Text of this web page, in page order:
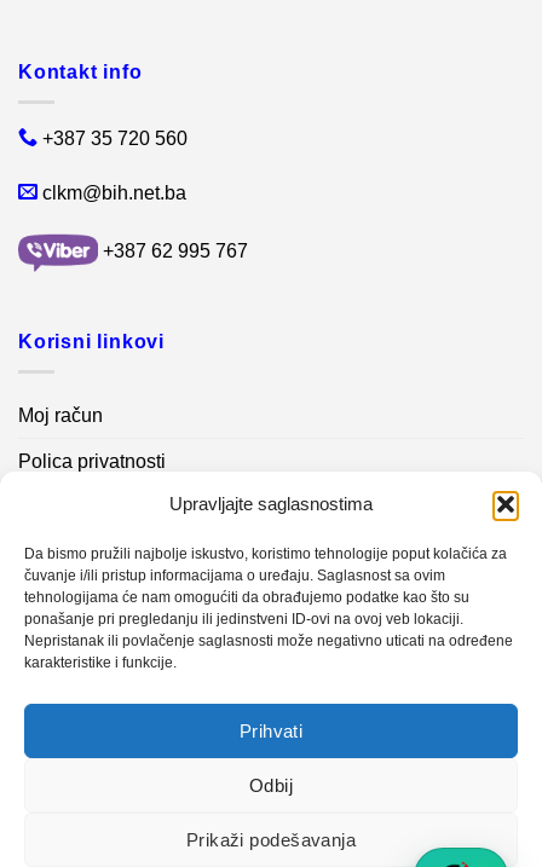
Upravljajte saglasnostima
Da bismo pružili najbolje iskustvo, koristimo tehnologije poput kolačića za
čuvanje i/ili pristup informacijama o uređaju. Saglasnost sa ovim
tehnologijama će nam omogućiti da obrađujemo podatke kao što su
ponašanje pri pregledanju ili jedinstveni ID-ovi na ovoj veb lokaciji.
Nepristanak ili povlačenje saglasnosti može negativno uticati na određene
karakteristike i funkcije.
Prihvati
Odbij
Prikaži podešavanja
Kontakt info
+387 35 720 560
clkm@bih.net.ba
+387 62 995 767
Korisni linkovi
Moj račun
Polica privatnosti
Kontakt info
Novosti
Sistem mjerenja vibracija – papir mašina 4
Certificirani partner za održavanje